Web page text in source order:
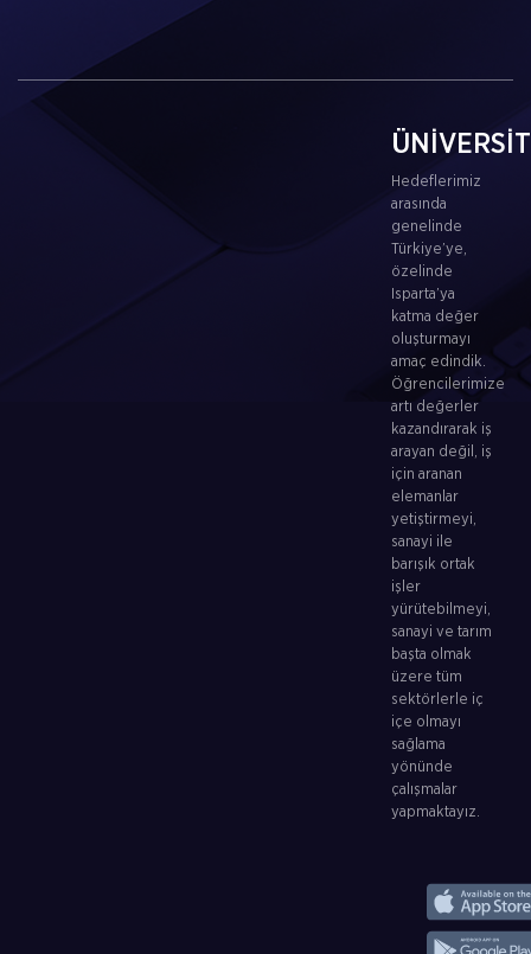
Hedeflerimiz
arasında
genelinde
Türkiye’ye,
özelinde
Isparta’ya
katma değer
oluşturmayı
amaç edindik.
Öğrencilerimize
artı değerler
kazandırarak iş
arayan değil, iş
için aranan
elemanlar
yetiştirmeyi,
sanayi ile
barışık ortak
işler
yürütebilmeyi,
sanayi ve tarım
başta olmak
üzere tüm
sektörlerle iç
içe olmayı
sağlama
yönünde
çalışmalar
yapmaktayız.